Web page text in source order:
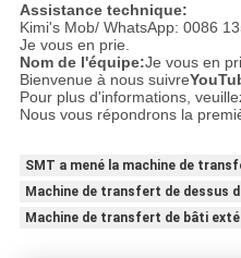
Assistance technique:
Kimi's Mob/ WhatsApp: 0086
Je vous en prie.
Nom de l'équipe:Je vous en
Bienvenue à nous suivre
Pour plus d'informations,
Nous vous répondrons la
SMT a mené la machine de
Machine de transfert de dessus
Machine de transfert de bâti